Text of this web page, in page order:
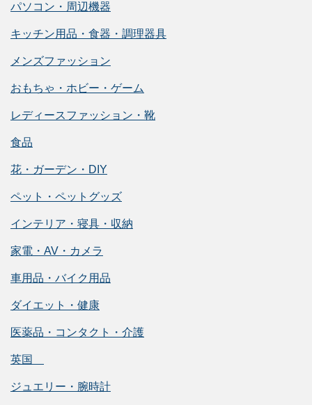
パソコン・周辺機器
キッチン用品・食器・調理器具
メンズファッション
おもちゃ・ホビー・ゲーム
レディースファッション・靴
食品
花・ガーデン・DIY
ペット・ペットグッズ
インテリア・寝具・収納
家電・AV・カメラ
車用品・バイク用品
ダイエット・健康
医薬品・コンタクト・介護
英国
ジュエリー・腕時計